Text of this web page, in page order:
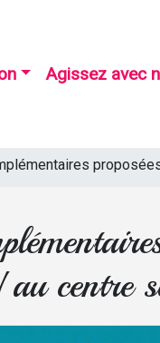
Agissez avec
centre